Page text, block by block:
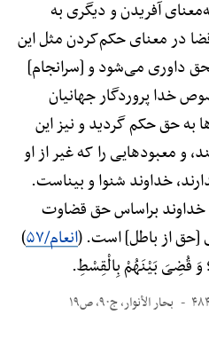
آفریدن و دیگری به
در معنای حکم‌کردن مثل این
داوری می‌شود و [سرانجام]
خدا پروردگار جهانیان
به حق حکم گردید و نیز این
و معبودهایی را که غیر از او
خداوند شنوا و بیناست.
خداوند براساس حق قضاوت
[حق از باطل] است. (انعام/۵۷
)
وَ قُضِیَ بَیْنَهُمْ بِالْقِسْطِ.
بحار الأنوار، ج۹۰، ص۱۹